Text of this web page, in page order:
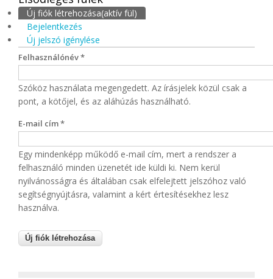
Új fiók létrehozása(aktív fül)
Bejelentkezés
Új jelszó igénylése
Felhasználónév*
Szóköz használata megengedett. Az írásjelek közül csak a
pont, a kötőjel, és az aláhúzás használható.
E-mail cím*
Egy mindenképp működő e-mail cím, mert a rendszer a
felhasználó minden üzenetét ide küldi ki. Nem kerül
nyilvánosságra és általában csak elfelejtett jelszóhoz való
segítségnyújtásra, valamint a kért értesítésekhez lesz
használva.